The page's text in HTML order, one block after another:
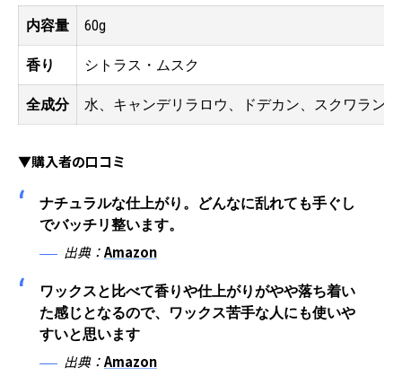
内容量 60g
香り シトラス・ムスク
全成分 水、キャンデリラロウ、ドデカン、スクワラン
▼購入者の口コミ
ナチュラルな仕上がり。どんなに乱れても手ぐし
でバッチリ整います。
出典：Amazon
ワックスと比べて香りや仕上がりがやや落ち着い
た感じとなるので、ワックス苦手な人にも使いや
すいと思います
出典：Amazon